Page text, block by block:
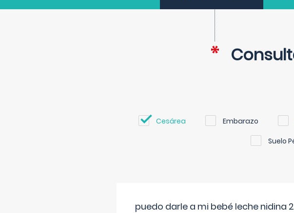
Cesárea Embarazo
Suelo
puedo darle a mi bebé leche nidina